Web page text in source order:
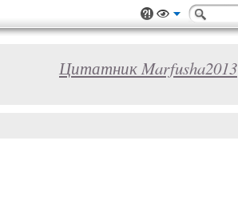
Цитатник Marfusha2013